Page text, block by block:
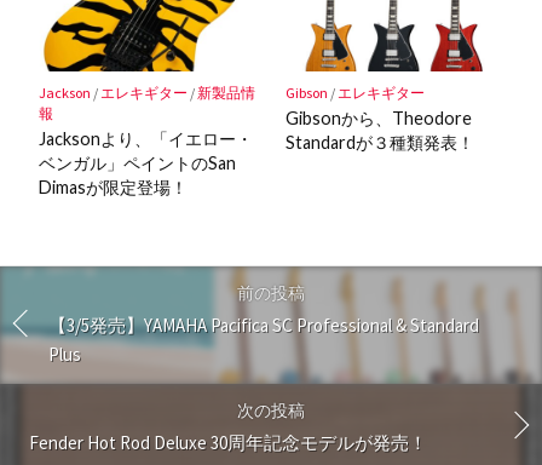
Jackson / エレキギター /新製品情
報
Jacksonより、「イエロー・
ベンガル」ペイントのSan
Dimasが限定登場！
Gibson / エレキギター
Gibsonから、Theodore
Standardが３種類発表！
前の投稿
【3/5発売】YAMAHA Pacifica SC Professional & Standard
Plus
次の投稿
Fender Hot Rod Deluxe 30周年記念モデルが発売！